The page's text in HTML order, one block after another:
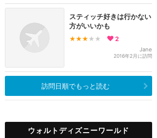
スティッチ好きは行かない
方がいいかも
★★★ ★★ 2
Jane
2016年2月に訪問
訪問日順でもっと読む
ウォルトディズニーワールド